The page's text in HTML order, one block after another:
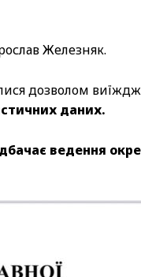
Железняк.
дозволом
даних.
ведення